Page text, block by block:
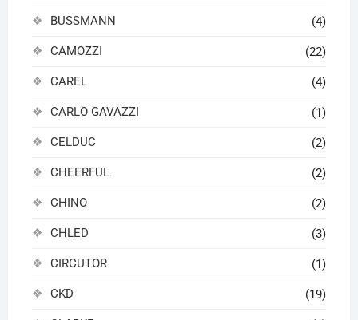
BUSSMANN (4)
CAMOZZI (22)
CAREL (4)
CARLO GAVAZZI (1)
CELDUC (2)
CHEERFUL (2)
CHINO (2)
CHLED (3)
CIRCUTOR (1)
CKD (19)